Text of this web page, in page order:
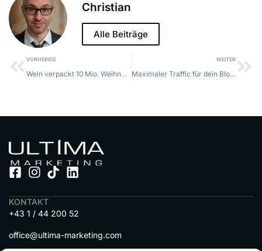
Christian
Alle Beiträge
VORHERIGE
Wein verpackt 10 Mio. Weihnachtsgeschenke – Perfekte Geschenkideen für die Saison
WEITER
Maximaler Traffic für dein Blog: 7 bewährte SEO-Strategien
KONTAKT
+43 1 / 44 200 52
office@ultima-marketing.com